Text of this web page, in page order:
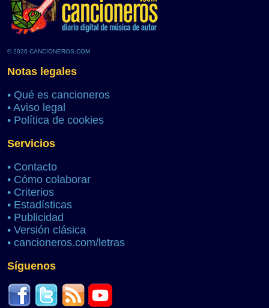
© 2026 CANCIONEROS.COM
Notas legales
• Qué es cancioneros
• Aviso legal
• Política de cookies
Servicios
• Contacto
• Cómo colaborar
• Criterios
• Estadísticas
• Publicidad
• Versión clásica
• cancioneros.com/letras
Síguenos